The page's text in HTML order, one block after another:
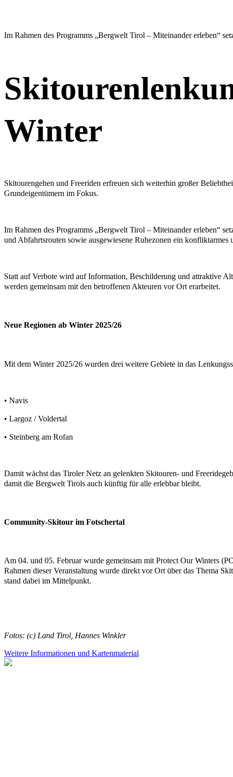
Im Rahmen des Programms „Bergwelt Tirol – Miteinander erleben“
Winter
Skitourengehen und Freeriden erfreuen sich weiterhin großer
Grundeigentümern im Fokus.
Im Rahmen des Programms „Bergwelt Tirol – Miteinander erleben“
und Abfahrtsrouten sowie ausgewiesene Ruhezonen ein
Statt auf Verbote wird auf Information, Beschilderung und attraktive
werden gemeinsam mit den betroffenen Akteuren vor Ort erarbeitet.
Neue Regionen ab Winter 2025/26
Mit dem Winter 2025/26 wurden drei weitere Gebiete in das
• Navis
• Largoz / Voldertal
• Steinberg am Rofan
Damit wächst das Tiroler Netz an gelenkten Skitouren- und
damit die Bergwelt Tirols auch künftig für alle erlebbar bleibt.
Community-Skitour im Fotschertal
Am 04. und 05. Februar wurde gemeinsam mit Protect Our Winters
Rahmen dieser Veranstaltung wurde direkt vor Ort über das Thema
stand dabei im Mittelpunkt.
Fotos: (c) Land Tirol, Hannes Winkler
Weitere Informationen und Kartenmaterial